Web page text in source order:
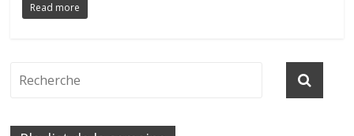
Read more